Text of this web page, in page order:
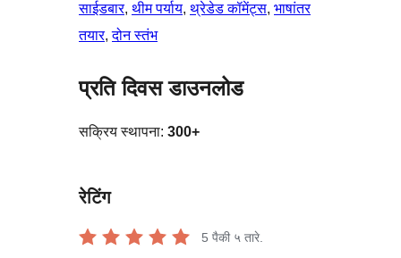
साईडबार, थीम पर्याय, थ्रेडेड कॉमेंट्स, भाषांतर
तयार, दोन स्तंभ
प्रति दिवस डाउनलोड
सक्रिय स्थापना: 300+
रेटिंग
5 पैकी ५ तारे.